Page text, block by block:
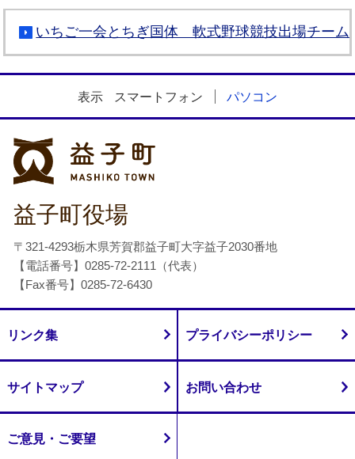
いちご一会とちぎ国体 軟式野球競技出場チーム
表示 スマートフォン パソコン
益子町役場
〒321-4293栃木県芳賀郡益子町大字益子2030番地
【電話番号】0285-72-2111（代表）
【Fax番号】0285-72-6430
リンク集 プライバシーポリシー
サイトマップ お問い合わせ
ご意見・ご要望